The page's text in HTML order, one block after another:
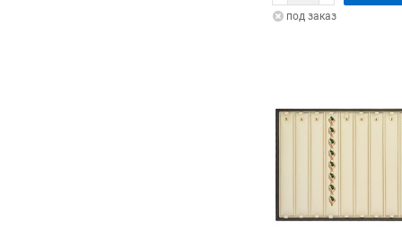
под заказ